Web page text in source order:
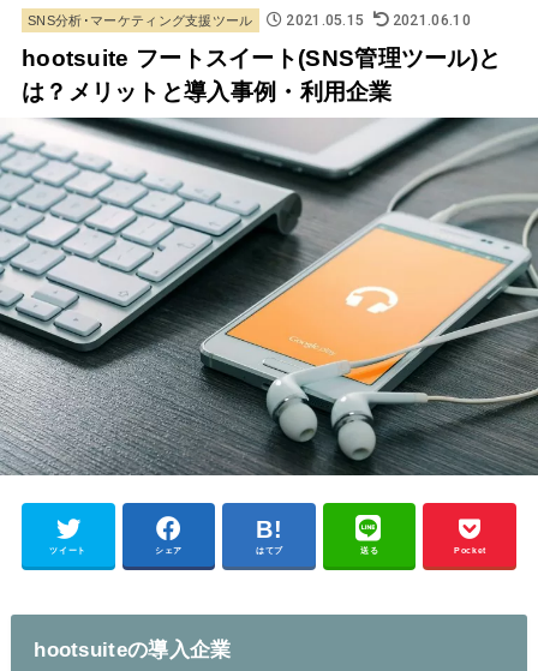
SNS分析･マーケティング支援ツール 2021.05.15 2021.06.10
hootsuite フートスイート(SNS管理ツール)と
は？メリットと導入事例・利用企業
ツイート シェア はてブ 送る Pocket
hootsuiteの導入企業